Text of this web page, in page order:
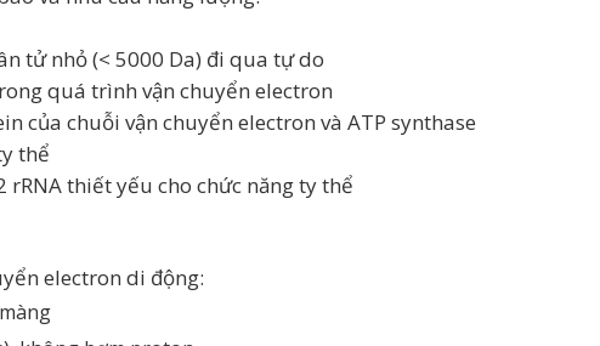
tử nhỏ (< 5000 Da) đi qua tự do
quá trình vận chuyển electron
của chuỗi vận chuyển electron và ATP synthase
thể
rRNA thiết yếu cho chức năng ty thể
electron di động: